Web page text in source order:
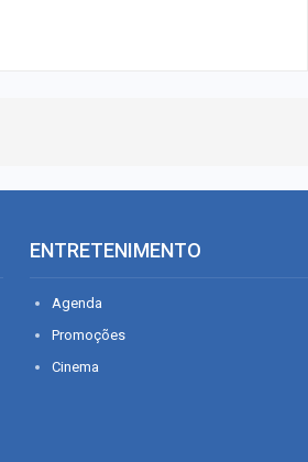
ENTRETENIMENTO
Agenda
Promoções
Cinema